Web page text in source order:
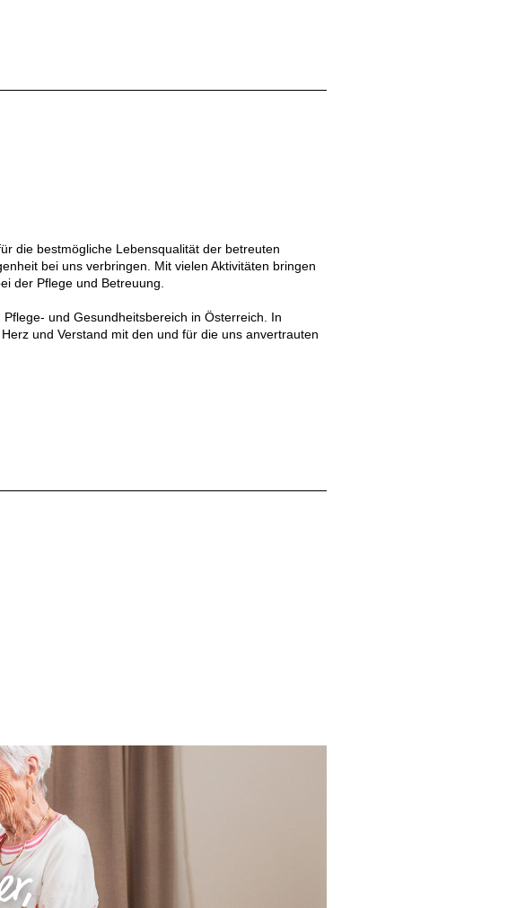
die bestmögliche Lebensqualität der betreuten
bei uns verbringen. Mit vielen Aktivitäten bringen
der Pflege und Betreuung.
und Gesundheitsbereich in Österreich. In
und Verstand mit den und für die uns anvertrauten